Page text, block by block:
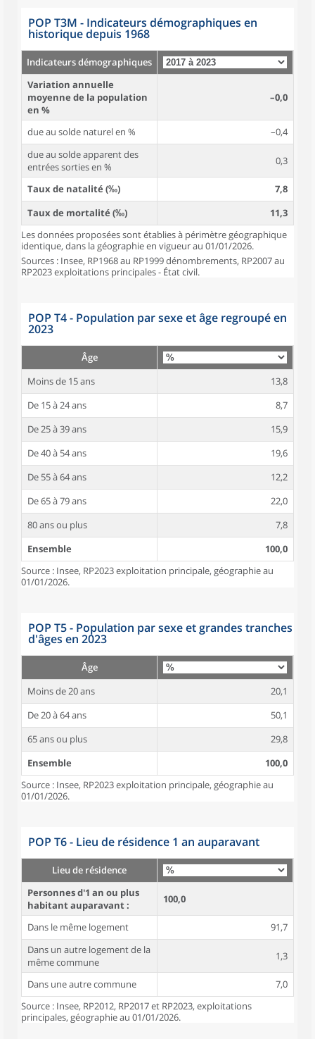
POP T3M - Indicateurs démographiques en
historique depuis 1968
Indicateurs démographiques
Variation annuelle
moyenne de la population
en %
–0,0
due au solde naturel en %
–0,4
due au solde apparent des
entrées sorties en %
0,3
Taux de natalité (‰)
7,8
Taux de mortalité (‰)
11,3
Les données proposées sont établies à périmètre géographique
identique, dans la géographie en vigueur au 01/01/2026.
Sources : Insee, RP1968 au RP1999 dénombrements, RP2007 au
RP2023 exploitations principales - État civil.
POP T4 - Population par sexe et âge regroupé en
2023
Âge
Moins de 15 ans
13,8
De 15 à 24 ans
8,7
De 25 à 39 ans
15,9
De 40 à 54 ans
19,6
De 55 à 64 ans
12,2
De 65 à 79 ans
22,0
80 ans ou plus
7,8
Ensemble
100,0
Source : Insee, RP2023 exploitation principale, géographie au
01/01/2026.
POP T5 - Population par sexe et grandes tranches
d'âges en 2023
Âge
Moins de 20 ans
20,1
De 20 à 64 ans
50,1
65 ans ou plus
29,8
Ensemble
100,0
Source : Insee, RP2023 exploitation principale, géographie au
01/01/2026.
POP T6 - Lieu de résidence 1 an auparavant
Lieu de résidence
Personnes d'1 an ou plus
habitant auparavant :
100,0
Dans le même logement
91,7
Dans un autre logement de la
même commune
1,3
Dans une autre commune
7,0
Source : Insee, RP2012, RP2017 et RP2023, exploitations
principales, géographie au 01/01/2026.